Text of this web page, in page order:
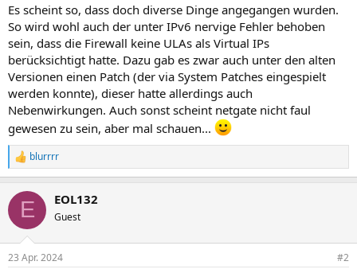
Es scheint so, dass doch diverse Dinge angegangen wurden.
So wird wohl auch der unter IPv6 nervige Fehler behoben
sein, dass die Firewall keine ULAs als Virtual IPs
berücksichtigt hatte. Dazu gab es zwar auch unter den alten
Versionen einen Patch (der via System Patches eingespielt
werden konnte), dieser hatte allerdings auch
Nebenwirkungen. Auch sonst scheint netgate nicht faul
gewesen zu sein, aber mal schauen...
R
e
k
i
e
blurrrr
E EOL132
Guest
23 Apr. 2024 #2